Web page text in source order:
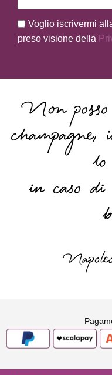
Voglio iscrivermi
preso visione della
Non
in caso di